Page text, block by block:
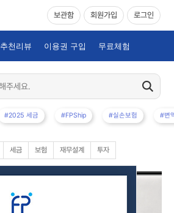
보관함 회원가입 로그인
추천리뷰 이용권 구입 무료체험
#2025 세금 #FPShip #실손보험 #변
세금 보험 재무설계 투자